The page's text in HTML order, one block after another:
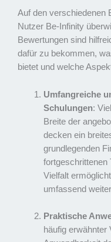
Auf den verschiedenen
Nutzer Be-Infinity
Bewertungen sind
dafür zu bekommen,
bietet und welche
Umfangreiche
Schulungen:
Breite der
decken ein
grundlegenden
fortgeschrittenen
Vielfalt
umfassend
Praktische
häufig erwähnter